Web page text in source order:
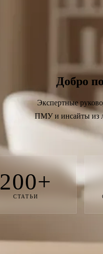
Добро
Экспертные
ПМУ и инсайты из
200+
СТАТЬИ